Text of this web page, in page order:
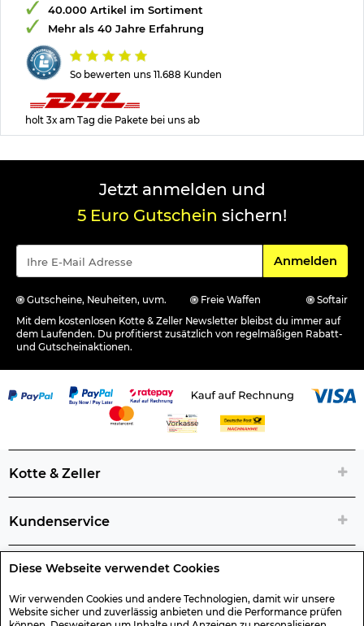
Diese Webseite verwendet Cookies
Wir verwenden Cookies und andere Technologien, damit wir unsere
Website sicher und zuverlässig anbieten und die Performance prüfen
So bewerten uns 11.688 Kunden
40.000 Artikel im Sortiment
Mehr als 40 Jahre Erfahrung
holt 3x am Tag die Pakete bei uns ab
Jetzt anmelden und
5 Euro Gutschein sichern!
Für den
Anmelden
Gutscheine, Neuheiten, uvm. Freie Waffen
Softair
Mit dem kostenlosen Kotte & Zeller Newsletter bleibst du immer auf
dem Laufenden. Du profitierst zusätzlich von regelmäßigen Rabatt-
und Gutscheinaktionen.
Kotte & Zeller
Kundenservice
Rechtliche Artikelinfos
Geschenk-Gutscheine